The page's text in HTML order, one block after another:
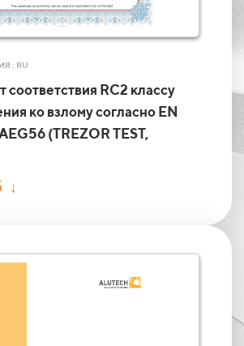
: RU
соответствия RC2 классу
ко взлому согласно EN
(TREZOR TEST,
↓